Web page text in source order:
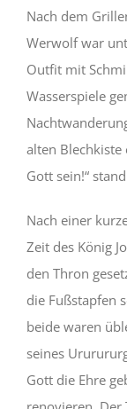
Nach dem
Werwolf war
Outfit mit
Wasserspiele
alten
Gott sein!“
Nach einer
Zeit des König
den Thron
die Fußstapfen
beide waren
seines
Gott die Ehre